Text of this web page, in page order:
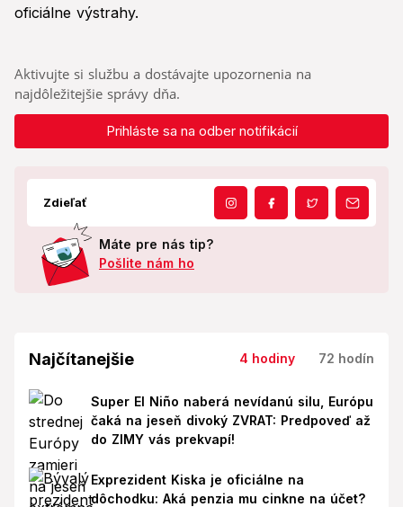
oficiálne výstrahy.
Aktivujte si službu a dostávajte upozornenia na
najdôležitejšie správy dňa.
Prihláste sa na odber notifikácií
Zdieľať
Máte pre nás tip?
Pošlite nám ho
Najčítanejšie 4 hodiny 72 hodín
Super El Niño naberá nevídanú silu, Európu
čaká na jeseň divoký ZVRAT: Predpoveď až
do ZIMY vás prekvapí!
Exprezident Kiska je oficiálne na
dôchodku: Aká penzia mu cinkne na účet?